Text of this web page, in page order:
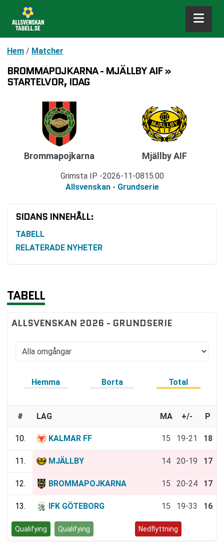
Hem / Matcher
BROMMAPOJKARNA - MJÄLLBY AIF »
STARTELVOR, IDAG
Brommapojkarna
Grimsta IP 2026-11-0815:00
Allsvenskan - Grundserie
Mjällby AIF
SIDANS INNEHÅLL:
TABELL
RELATERADE NYHETER
TABELL
ALLSVENSKAN 2026 - GRUNDSERIE
Hemma Borta Total
# LAG MA +/- P
10. KALMAR FF 15 19-21 18
11. MJÄLLBY 14 20-19 17
12. BROMMAPOJKARNA 15 20-24 17
13. IFK GÖTEBORG 15 19-33 16
Qualifying Qualifying Nedflyttning